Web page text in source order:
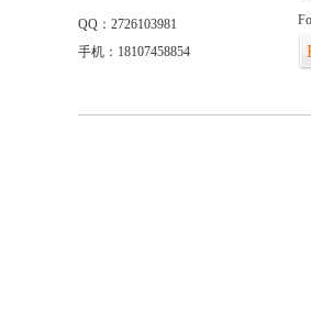
QQ：2726103981
手机：18107458854